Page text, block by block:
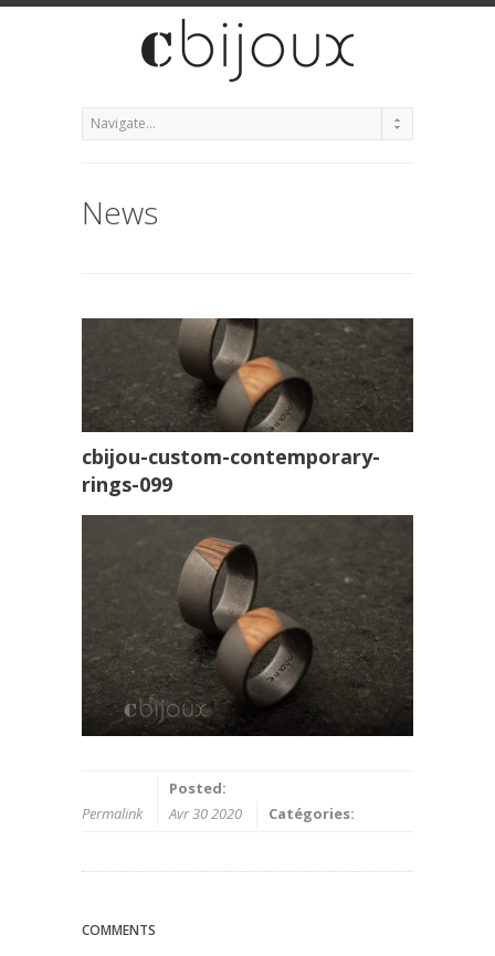
News
cbijou-custom-contemporary-
rings-099
Permalink
Posted:
Avr 30 2020
Catégories:
COMMENTS